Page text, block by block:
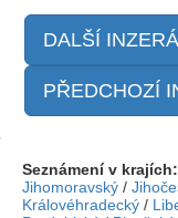
DALŠÍ
PŘEDCHOZÍ
Seznámení v krajích:
Jihomoravský /
Královéhradecký /